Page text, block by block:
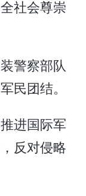
社会尊崇
警察部队
民团结。
进国际军
反对侵略